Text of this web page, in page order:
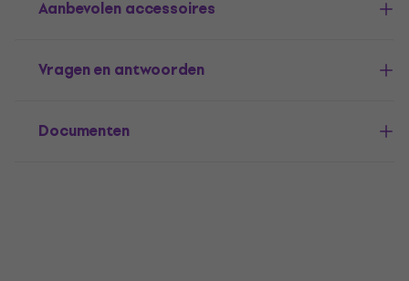
Aanbevolen accessoires
Vragen en antwoorden
Documenten